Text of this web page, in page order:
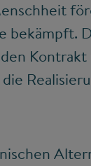
bekämpft.